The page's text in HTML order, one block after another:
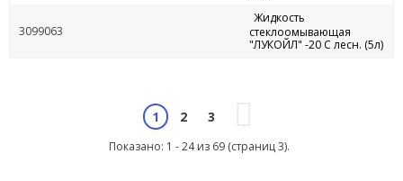
3099063
Жидкость
стеклоомывающая
"ЛУКОЙЛ" -20 С лесн. (5л)
1 2 3
Показано: 1 - 24 из 69 (страниц 3).